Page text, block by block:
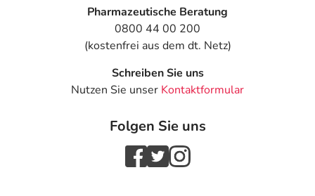
Pharmazeutische Beratung
0800 44 00 200
(kostenfrei aus dem dt. Netz)
Schreiben Sie uns
Nutzen Sie unser Kontaktformular
Folgen Sie uns